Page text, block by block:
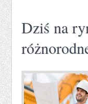
Dziś na